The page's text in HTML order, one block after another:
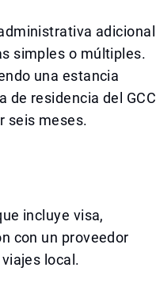
adicional
simples o múltiples.
una estancia
de residencia del GCC
seis meses.
incluye visa,
con un proveedor
local.